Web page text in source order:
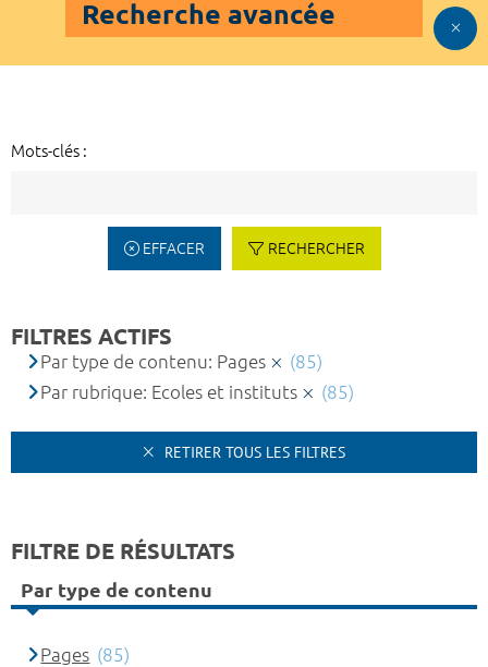
Recherche avancée
Mots-clés :
EFFACER RECHERCHER
FILTRES ACTIFS
Par type de contenu: Pages
(85)
Par rubrique: Ecoles et instituts
(85)
RETIRER TOUS LES FILTRES
FILTRE DE RÉSULTATS
Par type de contenu
Pages (85)